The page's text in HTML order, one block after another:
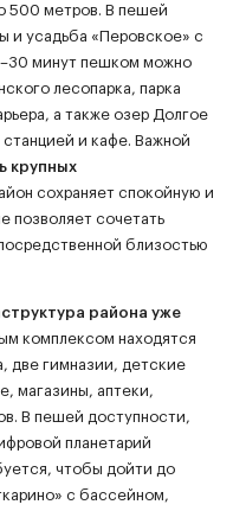
500 метров. В пешей
и усадьба «Перовское» с
минут пешком можно
лесопарка, парка
а также озер Долгое
и кафе. Важной
крупных
сохраняет спокойную и
позволяет сочетать
близостью
района уже
комплексом находятся
две гимназии, детские
магазины, аптеки,
В пешей доступности,
планетарий
чтобы дойти до
с бассейном,